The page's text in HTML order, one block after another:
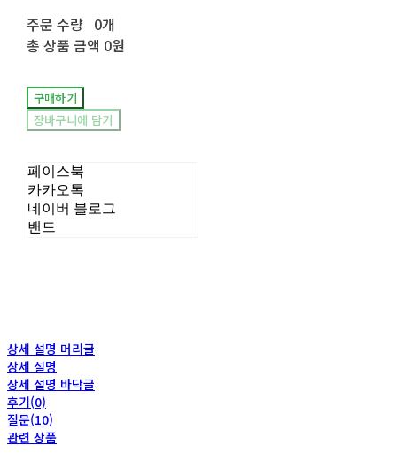
주문 수량 0개
총 상품 금액 0원
구매하기
장바구니에 담기
페이스북
카카오톡
네이버 블로그
밴드
상세 설명 머리글
상세 설명
상세 설명 바닥글
후기(0)
질문(10)
관련 상품